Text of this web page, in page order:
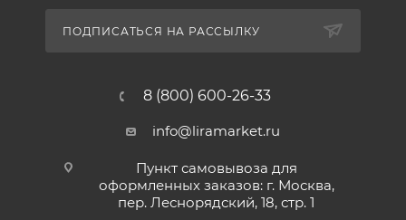
ПОДПИСАТЬСЯ НА РАССЫЛКУ
8 (800) 600-26-33
info@liramarket.ru
Пункт самовывоза для
оформленных заказов: г. Москва,
пер. Леснорядский, 18, стр. 1